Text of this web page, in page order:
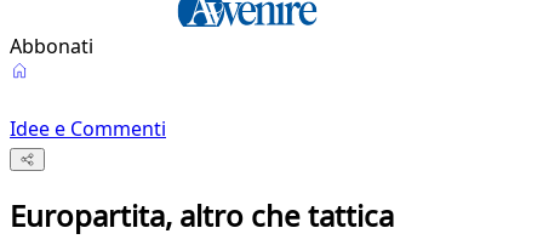
Abbonati
Idee e Commenti
Europartita, altro che tattica